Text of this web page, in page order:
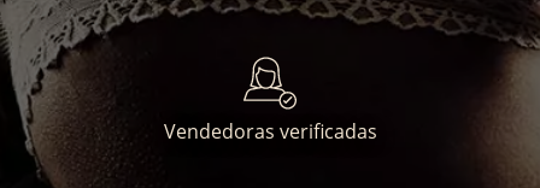
Vendedoras verificadas